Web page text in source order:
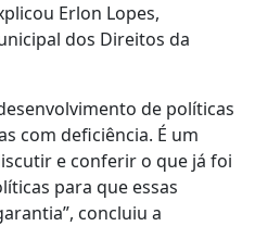
Erlon Lopes,
dos Direitos da
de políticas
com deficiência. É um
e conferir o que já foi
para que essas
concluiu a